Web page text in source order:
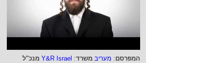
המפרסם: מעריב משרד:
Y&R Israel מנכ"ל